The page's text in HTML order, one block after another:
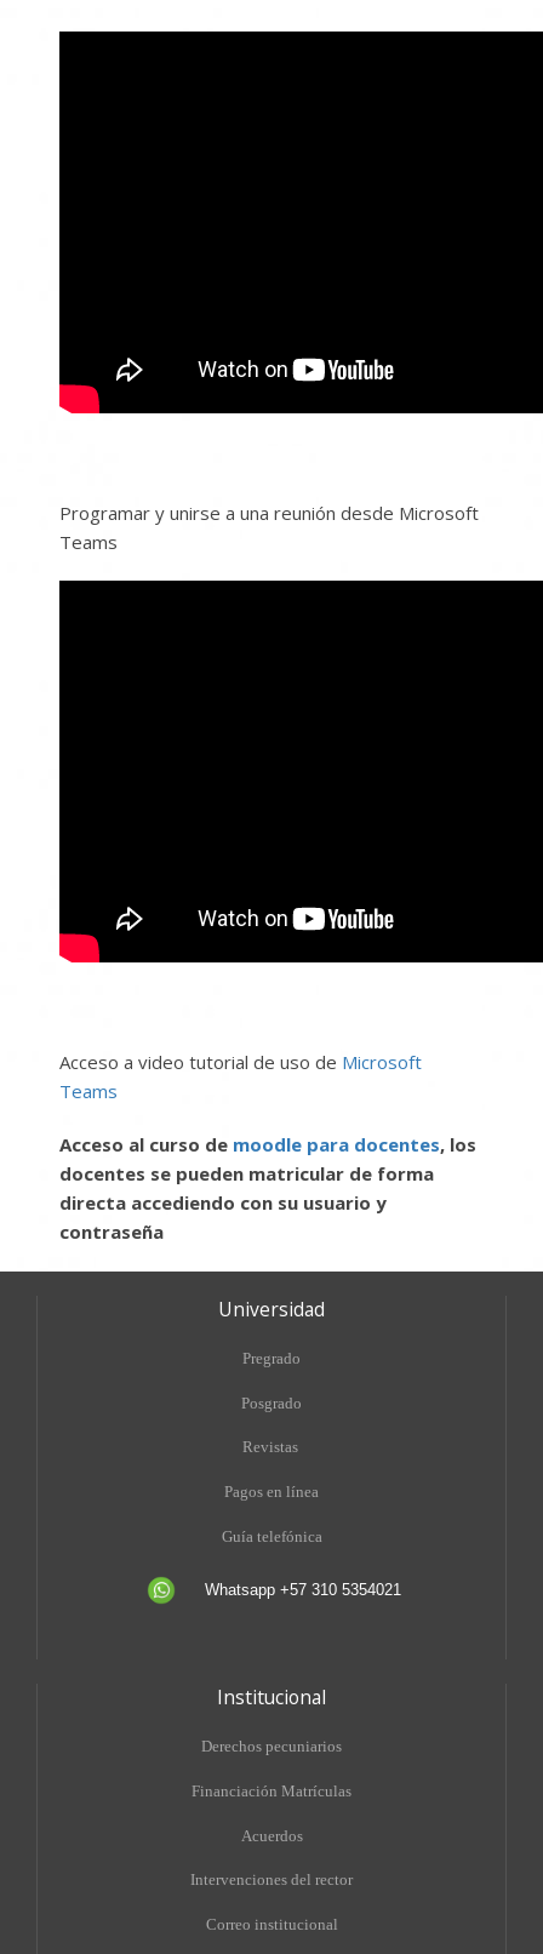
Programar y unirse a una reunión desde Microsoft
Teams
Acceso a video tutorial de uso de Microsoft
Teams
Acceso al curso de moodle para docentes, los
docentes se pueden matricular de forma
directa accediendo con su usuario y
contraseña
Universidad
Pregrado
Posgrado
Revistas
Pagos en línea
Guía telefónica
Whatsapp +57 310 5354021
Institucional
Derechos pecuniarios
Financiación Matrículas
Acuerdos
Intervenciones del rector
Correo institucional